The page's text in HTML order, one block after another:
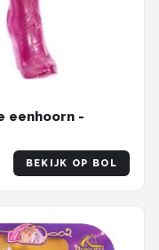
eenhoorn -
BEKIJK OP BOL